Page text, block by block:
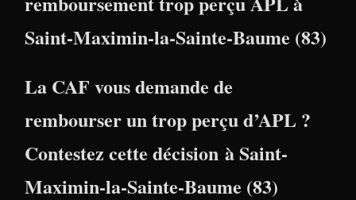
Saint-Maximin-la-Sainte-Baume (83)
La CAF vous demande de
rembourser un trop perçu d’APL ?
Contestez cette décision à Saint-
Maximin-la-Sainte-Baume (83)